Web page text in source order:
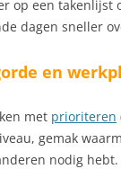
op een takenlijst
dagen sneller
en
met prioriteren
gemak
nodig